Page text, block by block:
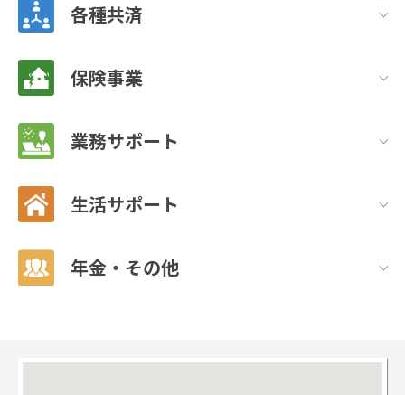
各種共済
保険事業
業務サポート
生活サポート
年金・その他